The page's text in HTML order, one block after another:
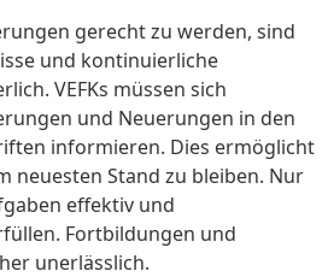
gerecht zu werden, sind
und kontinuierliche
VEFKs müssen sich
und Neuerungen in den
informieren. Dies ermöglicht
neuesten Stand zu bleiben. Nur
effektiv und
Fortbildungen und
unerlässlich.